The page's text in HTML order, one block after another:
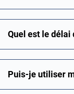
Quel est le délai
Puis-je utiliser